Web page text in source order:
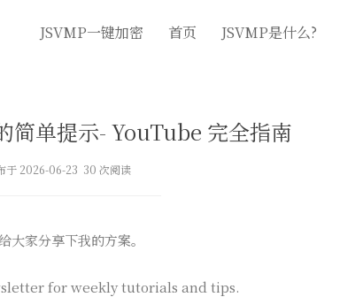
JSVMP一键加密 首页 JSVMP是什么?
简单提示- YouTube 完全指南
于 2026-06-23 30 次阅读
家分享下我的方案。
for weekly tutorials and tips.